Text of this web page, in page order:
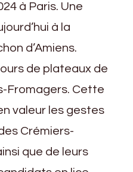
à Paris. Une
à la
d’Amiens.
de plateaux de
Fromagers. Cette
valeur les gestes
Crémiers-
que de leurs